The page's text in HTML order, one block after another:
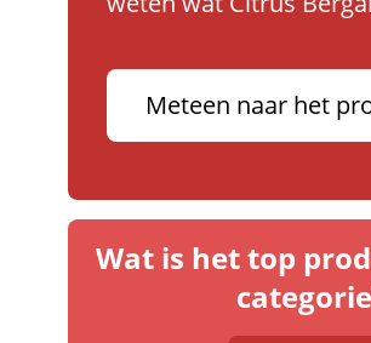
Meteen naar het
Wat is het top